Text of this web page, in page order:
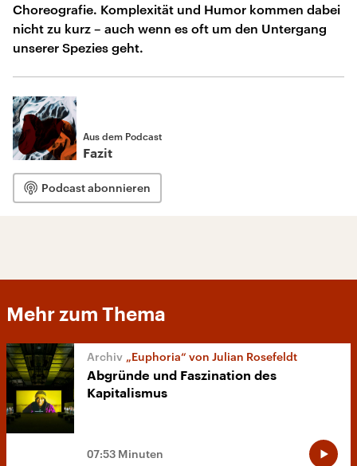
Choreografie. Komplexität und Humor kommen dabei
nicht zu kurz – auch wenn es oft um den Untergang
unserer Spezies geht.
Aus dem Podcast
Fazit
Podcast abonnieren
Mehr zum Thema
„Euphoria“ von Julian Rosefeldt
Abgründe und Faszination des
Kapitalismus
07:53 Minuten